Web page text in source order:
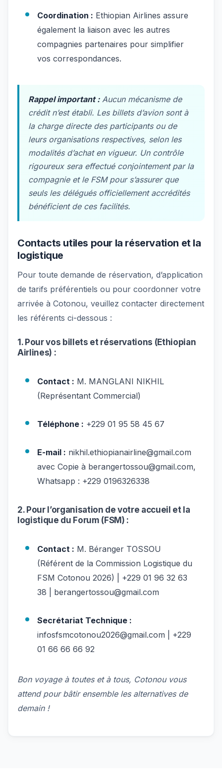
Coordination : Ethiopian Airlines assure
également la liaison avec les autres
compagnies partenaires pour simplifier
vos correspondances.
Rappel important :Aucun mécanisme de
crédit n’est établi. Les billets d’avion sont à
la charge directe des participants ou de
leurs organisations respectives, selon les
modalités d’achat en vigueur. Un contrôle
rigoureux sera effectué conjointement par la
compagnie et le FSM pour s’assurer que
seuls les délégués officiellement accrédités
bénéficient de ces facilités.
Contacts utiles pour la réservation et la
logistique
Pour toute demande de réservation, d’application
de tarifs préférentiels ou pour coordonner votre
arrivée à Cotonou, veuillez contacter directement
les référents ci-dessous :
1. Pour vos billets et réservations (Ethiopian
Airlines) :
Contact : M. MANGLANI NIKHIL
(Représentant Commercial)
Téléphone : +229 01 95 58 45 67
E-mail : nikhil.ethiopianairline@gmail.com
avec Copie à berangertossou@gmail.com,
Whatsapp : +229 0196326338
2. Pour l’organisation de votre accueil et la
logistique du Forum (FSM) :
Contact : M. Béranger TOSSOU
(Référent de la Commission Logistique du
FSM Cotonou 2026) | +229 01 96 32 63
38 | berangertossou@gmail.com
Secrétariat Technique :
infosfsmcotonou2026@gmail.com | +229
01 66 66 66 92
Bon voyage à toutes et à tous, Cotonou vous
attend pour bâtir ensemble les alternatives de
demain !